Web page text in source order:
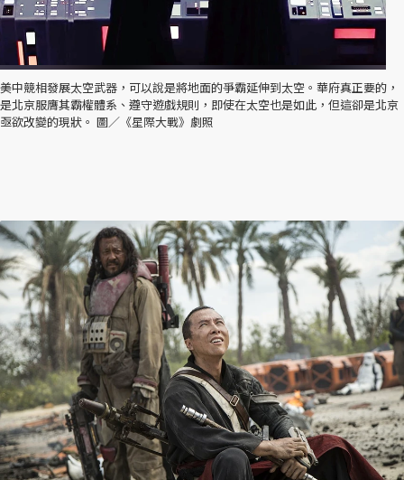
美中競相發展太空武器，可以說是將地面的爭霸延伸到太空。華府真正要的，
是北京服膺其霸權體系、遵守遊戲規則，即使在太空也是如此，但這卻是北京
亟欲改變的現狀。 圖／《星際大戰》劇照